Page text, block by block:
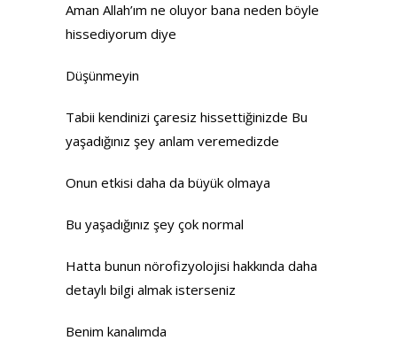
Aman Allah’ım ne oluyor bana neden böyle
hissediyorum diye
Düşünmeyin
Tabii kendinizi çaresiz hissettiğinizde Bu
yaşadığınız şey anlam veremedizde
Onun etkisi daha da büyük olmaya
Bu yaşadığınız şey çok normal
Hatta bunun nörofizyolojisi hakkında daha
detaylı bilgi almak isterseniz
Benim kanalımda